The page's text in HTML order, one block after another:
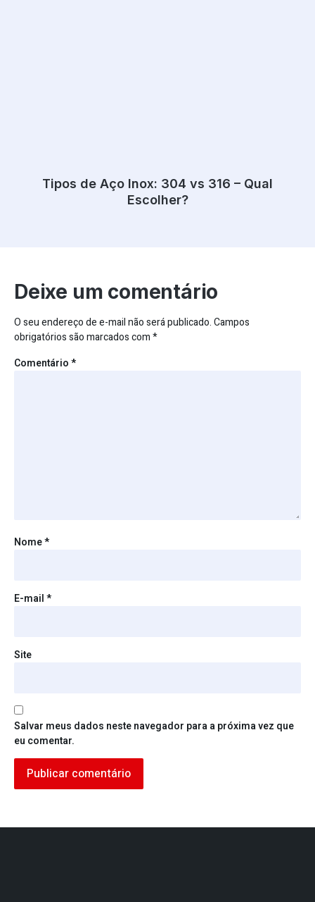
Tipos de Aço Inox: 304 vs 316 – Qual
Escolher?
Deixe um comentário
O seu endereço de e-mail não será publicado.Campos
obrigatórios são marcados com*
Comentário*
Nome*
E-mail*
Site
Salvar meus dados neste navegador para a próxima vez que
eu comentar.